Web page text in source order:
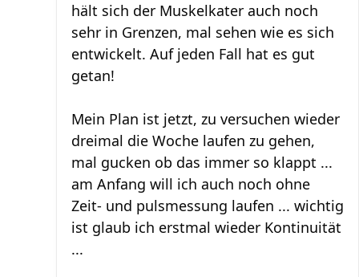
hält sich der Muskelkater auch noch
sehr in Grenzen, mal sehen wie es sich
entwickelt. Auf jeden Fall hat es gut
getan!
Mein Plan ist jetzt, zu versuchen wieder
dreimal die Woche laufen zu gehen,
mal gucken ob das immer so klappt ...
am Anfang will ich auch noch ohne
Zeit- und pulsmessung laufen ... wichtig
ist glaub ich erstmal wieder Kontinuität
...